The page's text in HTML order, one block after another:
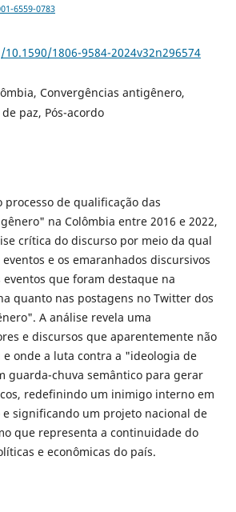
6559-0783
1806-9584-2024v32n296574
Convergências antigênero,
paz, Pós-acordo
processo de qualificação das
na Colômbia entre 2016 e 2022,
crítica do discurso por meio da qual
e os emaranhados discursivos
que foram destaque na
quanto nas postagens no Twitter dos
A análise revela uma
e discursos que aparentemente não
onde a luta contra a "ideologia de
guarda-chuva semântico para gerar
redefinindo um inimigo interno em
significando um projeto nacional de
que representa a continuidade do
e econômicas do país.